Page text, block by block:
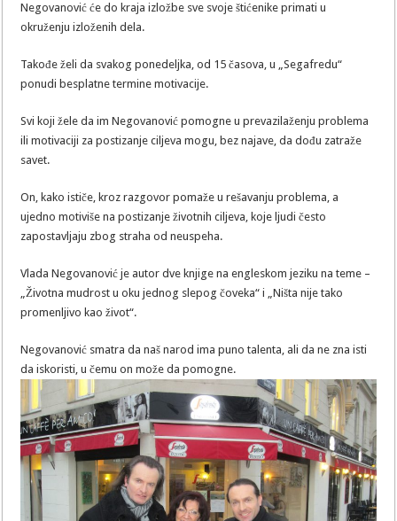
Negovanović će do kraja izložbe sve svoje štićenike primati u
okruženju izloženih dela.
Takođe želi da svakog ponedeljka, od 15 časova, u „Segafredu“
ponudi besplatne termine motivacije.
Svi koji žele da im Negovanović pomogne u prevazilaženju problema
ili motivaciji za postizanje ciljeva mogu, bez najave, da dođu zatraže
savet.
On, kako ističe, kroz razgovor pomaže u rešavanju problema, a
ujedno motiviše na postizanje životnih ciljeva, koje ljudi često
zapostavljaju zbog straha od neuspeha.
Vlada Negovanović je autor dve knjige na engleskom jeziku na teme –
„Životna mudrost u oku jednog slepog čoveka“ i „Ništa nije tako
promenljivo kao život“.
Negovanović smatra da naš narod ima puno talenta, ali da ne zna isti
da iskoristi, u čemu on može da pomogne.